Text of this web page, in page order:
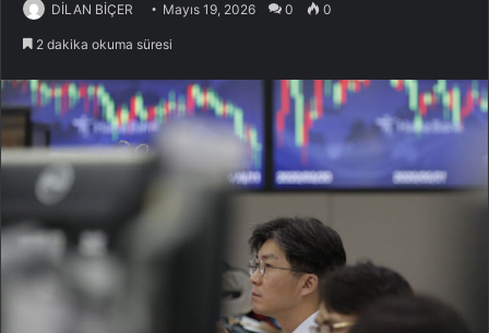
DİLAN BİÇER Mayıs 19, 2026 0 0
2 dakika okuma süresi